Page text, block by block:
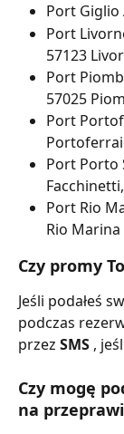
Port Giglio
Port
57123
Port
57025
Port
Port Porto
Port Rio
Rio Marina
Czy promy
Jeśli podałeś
podczas
przez SMS ,
Czy mogę
na